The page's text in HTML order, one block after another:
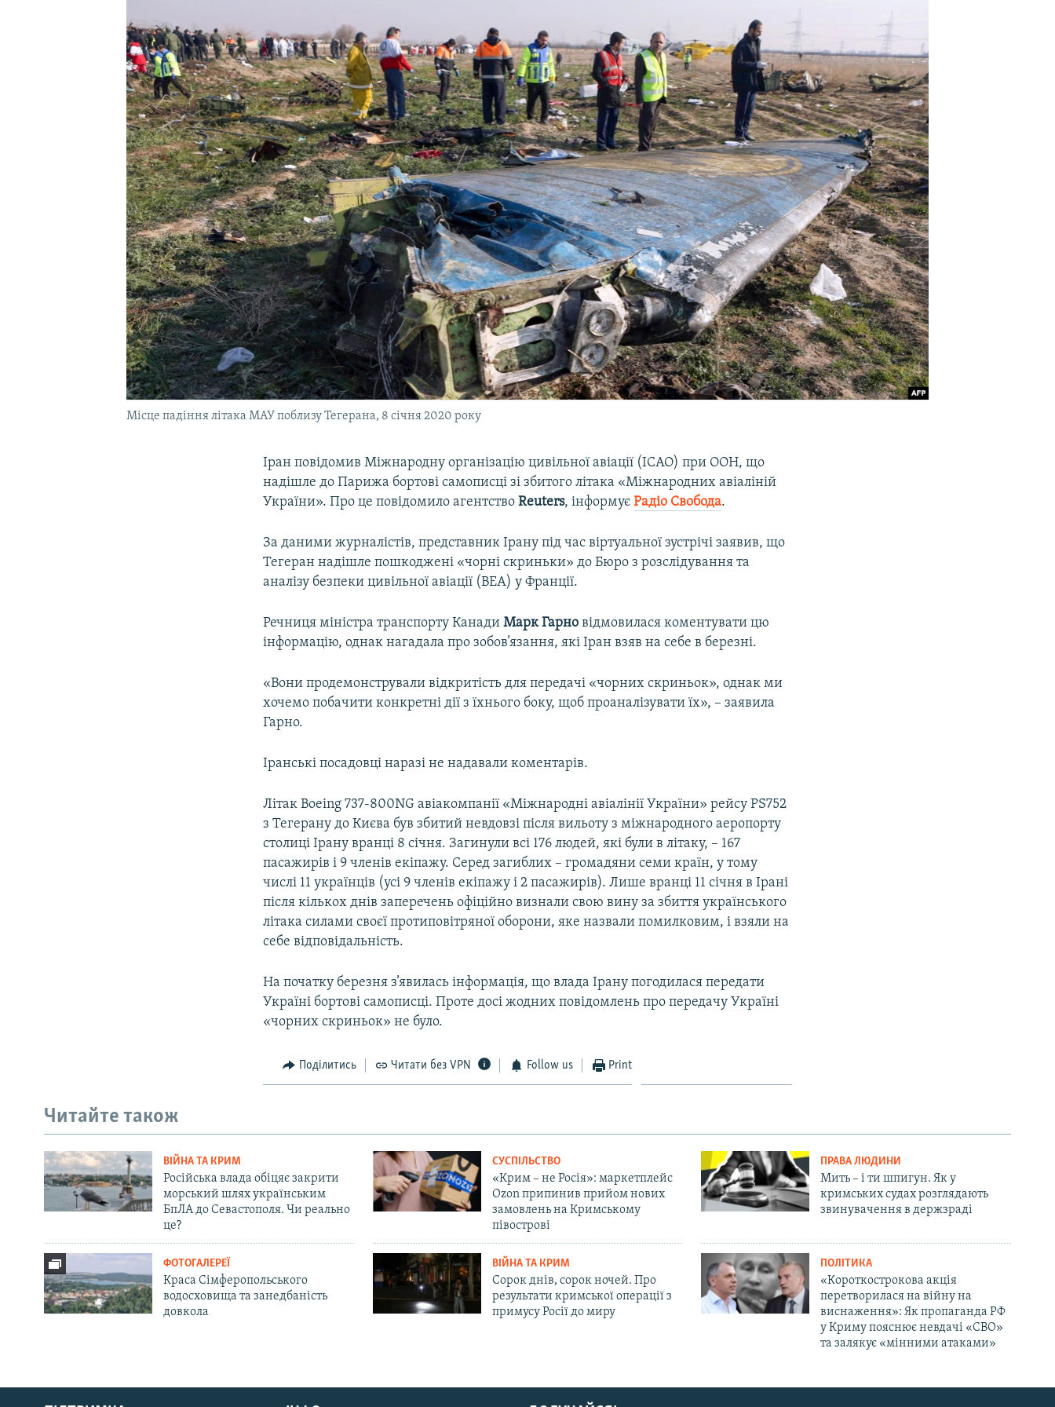
УКРАЇНСЬКА ПРОБЛЕМА КРИМУ
Русский
Місце падіння літака МАУ поблизу Тегерана, 8 січня 2020 року
Іран повідомив Міжнародну організацію цивільної авіації (ICAO) при ООН, що
надішле до Парижа бортові самописці зі збитого літака «Міжнародних авіаліній
України». Про це повідомило агентствоReuters, інформуєРадіо Свобода.
За даними журналістів, представник Ірану під час віртуальної зустрічі заявив, що
Тегеран надішле пошкоджені «чорні скриньки» до Бюро з розслідування та
аналізу безпеки цивільної авіації (BEA) у Франції.
Речниця міністра транспорту КанадиМарк Гарно відмовилася коментувати цю
інформацію, однак нагадала про зобов’язання, які Іран взяв на себе в березні.
«Вони продемонстрували відкритість для передачі «чорних скриньок», однак ми
хочемо побачити конкретні дії з їхнього боку, щоб проаналізувати їх», – заявила
Гарно.
Іранські посадовці наразі не надавали коментарів.
Літак Boeing 737-800NG авіакомпанії «Міжнародні авіалінії України» рейсу PS752
з Тегерану до Києва був збитий невдовзі після вильоту з міжнародного аеропорту
столиці Ірану вранці 8 січня. Загинули всі 176 людей, які були в літаку, – 167
пасажирів і 9 членів екіпажу. Серед загиблих – громадяни семи країн, у тому
числі 11 українців (усі 9 членів екіпажу і 2 пасажирів). Лише вранці 11 січня в Ірані
після кількох днів заперечень офіційно визнали свою вину за збиття українського
літака силами своєї протиповітряної оборони, яке назвали помилковим, і взяли на
себе відповідальність.​
На початку березня з’явилась інформація, що влада Ірану погодилася передати
Україні бортові самописці. Проте досі жодних повідомлень про передачу Україні
«чорних скриньок» не було.
Поділитись Читати без VPN Follow us Print
Читайте також
ВІЙНА ТА КРИМ
Російська влада обіцяє закрити
морський шлях українським
БпЛА до Севастополя. Чи реально
це?
СУСПІЛЬСТВО
«Крим – не Росія»: маркетплейс
Ozon припинив прийом нових
замовлень на Кримському
півострові
ПРАВА ЛЮДИНИ
Мить – і ти шпигун. Як у
кримських судах розглядають
звинувачення в держзраді
ФОТОГАЛЕРЕЇ
Краса Сімферопольського
водосховища та занедбаність
довкола
ВІЙНА ТА КРИМ
Сорок днів, сорок ночей. Про
результати кримської операції з
примусу Росії до миру
ПОЛІТИКА
«Короткострокова акція
перетворилася на війну на
виснаження»: Як пропаганда РФ
у Криму пояснює невдачі «СВО»
та залякує «мінними атаками»